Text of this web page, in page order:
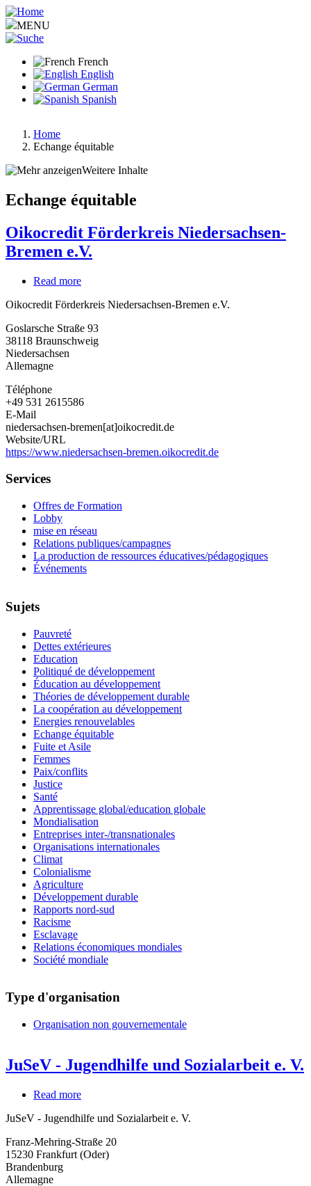
Aller
au
contenu
MENU
French
English
German
Spanish
Fil
d'Ariane
Home
Echange équitable
Weitere Inhalte
Echange équitable
Oikocredit Förderkreis Niedersachsen-
Bremen e.V.
Read more
Förderkreis
Bremen
e.V.
Oikocredit Förderkreis Niedersachsen-Bremen e.V.
Goslarsche Straße 93
38118 Braunschweig
Niedersachsen
Allemagne
Téléphone
+49 531 2615586
E-Mail
niedersachsen-bremen[at]oikocredit.de
Website/URL
https://www.niedersachsen-bremen.oikocredit.de
Services
Offres de Formation
Lobby
mise en réseau
Relations publiques/campagnes
La production de ressources éducatives/pédagogiques
Événements
Sujets
Pauvreté
Dettes extérieures
Education
Politiqué de développement
Éducation au développement
Théories de développement durable
La coopération au développement
Energies renouvelables
Echange équitable
Fuite et Asile
Femmes
Paix/conflits
Justice
Santé
Apprentissage global/education globale
Mondialisation
Entreprises inter-/transnationales
Organisations internationales
Climat
Colonialisme
Agriculture
Développement durable
Rapports nord-sud
Racisme
Esclavage
Relations économiques mondiales
Société mondiale
Type d'organisation
Organisation non gouvernementale
JuSeV - Jugendhilfe und Sozialarbeit e. V.
Read more
-
und
Sozialarbeit
JuSeV - Jugendhilfe und Sozialarbeit e. V.
Franz-Mehring-Straße 20
15230 Frankfurt (Oder)
Brandenburg
Allemagne